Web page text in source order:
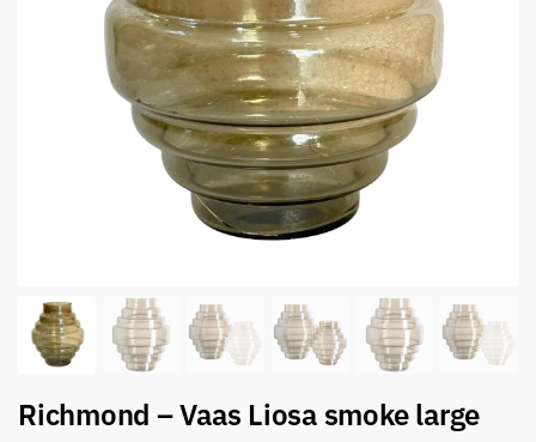
Richmond – Vaas Liosa smoke large